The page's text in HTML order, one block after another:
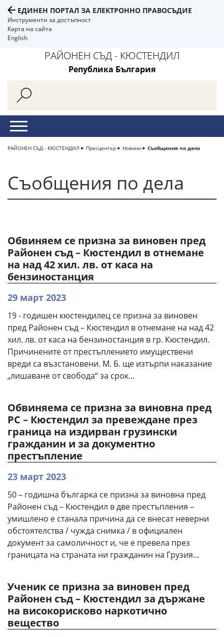
ЕДИНЕН ПОРТАЛ ЗА ЕЛЕКТРОННО ПРАВОСЪДИЕ
Инструменти за достъпност
Карта на сайта
English
РАЙОНЕН СЪД - КЮСТЕНДИЛ
Република България
РАЙОНЕН СЪД - КЮСТЕНДИЛ Пресцентър Новини Съобщения по дела
Съобщения по дела
Обвиняем се призна за виновен пред
Районен съд – Кюстендил в отнемане
на над 42 хил. лв. от каса на
бензиностанция
29 март 2023
19 - годишен кюстендилец се призна за виновен
пред Районен съд – Кюстендил в отнемане на над 42
хил. лв. от каса на бензиностанция в гр. Кюстендил.
Причинените от престъплението имуществени
вреди са възстановени. М. Б. ще изтърпи наказание
„лишаване от свобода“ за срок...
Обвиняема се призна за виновна пред
РС – Кюстендил за превеждане през
граница на издирван грузински
гражданин и за документно
престъпление
23 март 2023
50 – годишна българка се призна за виновна пред
Районен съд – Кюстендил в две престъпления –
умишлено е станала причина да се внесат неверни
обстоятелства / чужда снимка / в официален
документ за самоличност и, че е превела през
границата на страната ни гражданин на Грузия...
Ученик се призна за виновен пред
Районен съд – Кюстендил за държане
на високорисково наркотично
вещество